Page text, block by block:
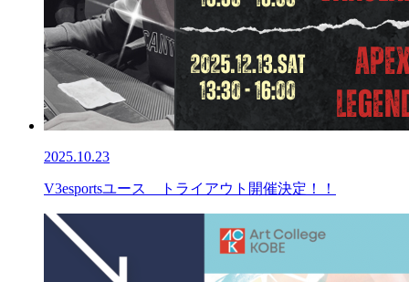
2025.10.23
V3esportsユース トライアウト開催決定！！